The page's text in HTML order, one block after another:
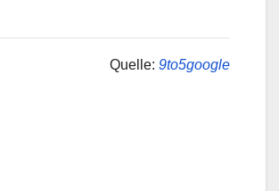
Quelle: 9to5google